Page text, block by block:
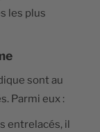
les plus
sont au
Parmi eux :
entrelacés, il